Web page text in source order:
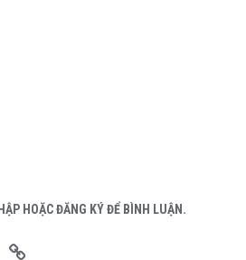
HOẶC ĐĂNG KÝ ĐỂ BÌNH LUẬN.